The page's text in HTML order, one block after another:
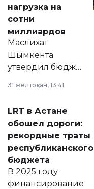
нагрузка на
сотни
миллиардов
Маслихат
Шымкента
утвердил бюджет
2028 годы.
документ
появился в базе
нормативных
правовых актов и
на сайте маслихат
города.
31 желтоқсан, 13:41
LRT в Астане
обошел дороги:
рекордные траты
республиканского
бюджета
В 2025 году
финансирование